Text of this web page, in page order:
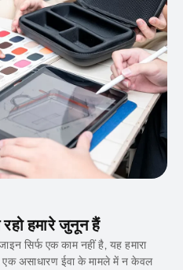
हमारे जुनून हैं
सिर्फ एक काम नहीं है, यह हमारा
असाधारण ईवा के मामले में न केवल